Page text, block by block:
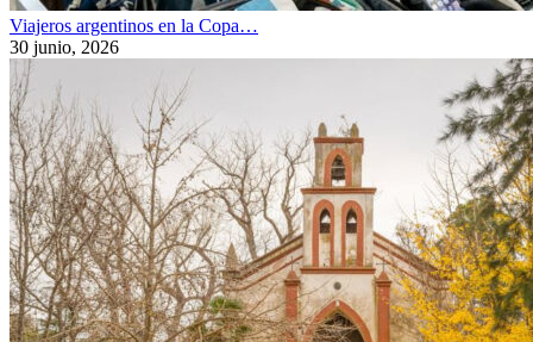
Viajeros argentinos en la Copa…
30 junio, 2026